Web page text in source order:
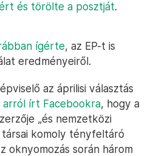
és törölte a posztját.
ígérte, az EP-t is
eredményeiről.
az áprilisi választás
arról írt Facebookra, hogy a
„és nemzetközi
komoly tényfeltáró
oknyomozás során három